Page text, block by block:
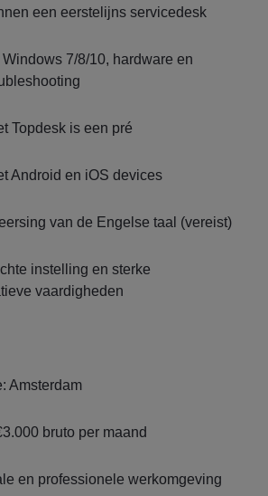
een eerstelijns servicedesk
7/8/10, hardware en
Topdesk is een pré
Android en iOS devices
van de Engelse taal (vereist)
instelling en sterke
vaardigheden
Amsterdam
bruto per maand
en professionele werkomgeving